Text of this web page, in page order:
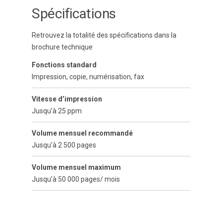
Spécifications
Retrouvez la totalité des spécifications dans la
brochure technique
Fonctions standard
Impression, copie, numérisation, fax
Vitesse d’impression
Jusqu’à 25 ppm
Volume mensuel recommandé
Jusqu’à 2 500 pages
Volume mensuel maximum
Jusqu’à 50 000 pages/ mois